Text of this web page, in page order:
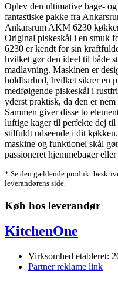
Oplev den ultimative bage-
fantastiske pakke fra
Ankarsrum AKM 6230
Original piskeskål i en smuk
6230 er kendt for sin
hvilket gør den ideel til både
madlavning. Maskinen er
holdbarhed, hvilket sikrer en
medfølgende piskeskål i
yderst praktisk, da den er
Sammen giver disse to
luftige kager til perfekte dej til
stilfuldt udseende i dit
maskine og funktionel skål
passioneret hjemmebager
* Se den gældende produkt
leverandørens side.
Køb hos leverandør
KitchenOne
Virksomhed etableret:
Partner reklame link